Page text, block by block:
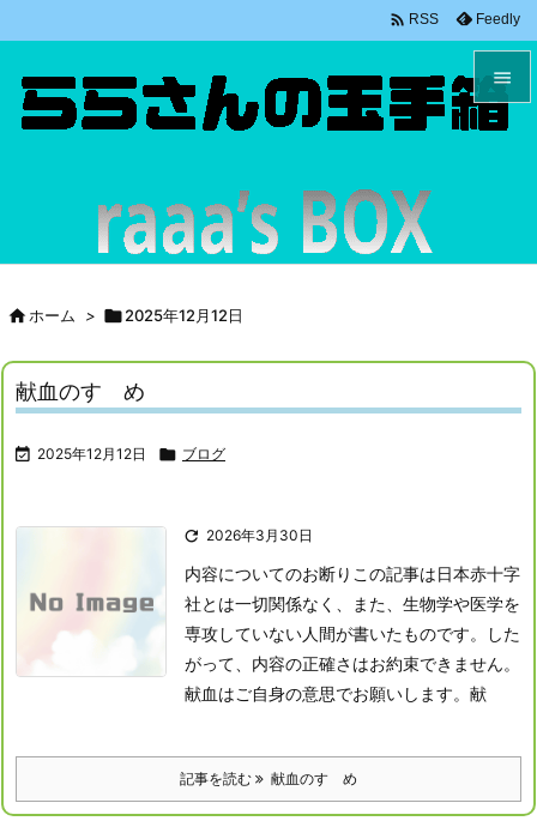


 RSS Feedly
ホーム > 2025年12月12日
献血のすゝめ
 2025年12月12日  ブログ
 2026年3月30日
内容についてのお断り この記事は日本赤十字
社とは一切関係なく、また、生物学や医学を
専攻していない人間が書いたものです。した
がって、内容の正確さはお約束できません。
献血はご自身の意思でお願いします。 献
記事を読む 献血のすゝめ